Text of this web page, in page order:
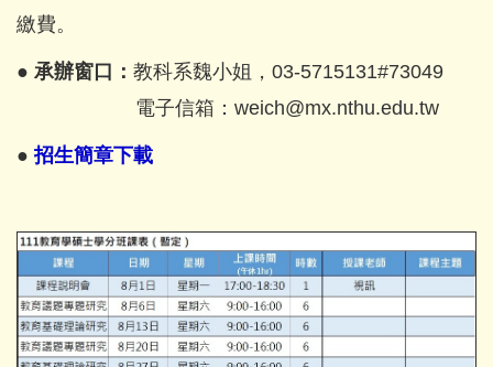
繳費。
● 承辦窗口： 教科系魏小姐，03-5715131#73049
電子信箱：weich@mx.nthu.edu.tw
●招生簡章下載